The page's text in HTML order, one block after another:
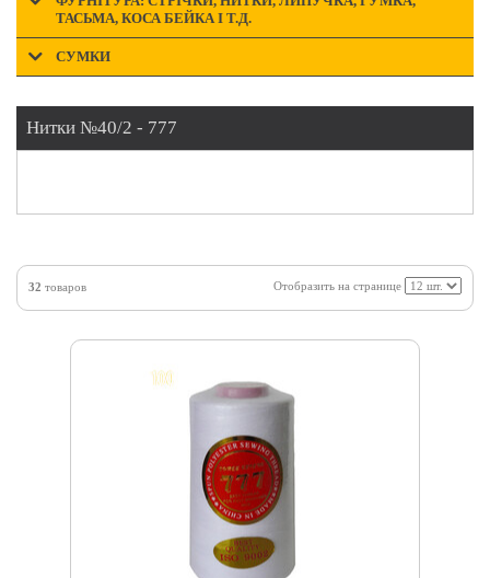
ТАСЬМА, КОСА БЕЙКА І Т.Д.
СУМКИ
Нитки №40/2 - 777
32 товаров Отобразить на странице